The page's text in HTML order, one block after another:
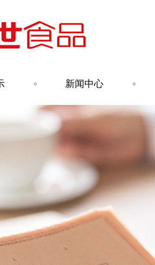
新闻中心